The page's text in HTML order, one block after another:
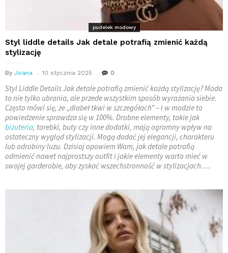
pudelek modowy
Styl liddle details Jak detale potrafią zmienić każdą
stylizację
By Joana 10 stycznia 2025 0
Styl Liddle Details Jak detale potrafią zmienić każdą stylizację? Moda
to nie tylko ubrania, ale przede wszystkim sposób wyrażania siebie.
Często mówi się, że „diabeł tkwi w szczegółach” – i w modzie to
powiedzenie sprawdza się w 100%. Drobne elementy, takie jak
biżuteria, torebki, buty czy inne dodatki, mają ogromny wpływ na
ostateczny wygląd stylizacji. Mogą dodać jej elegancji, charakteru
lub odrobiny luzu. Dzisiaj opowiem Wam, jak detale potrafią
odmienić nawet najprostszy outfit i jakie elementy warto mieć w
swojej garderobie, aby zyskać wszechstronność w stylizacjach.…